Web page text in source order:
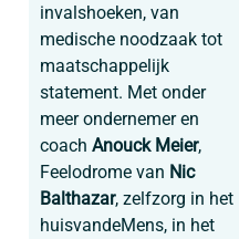
invalshoeken, van
medische noodzaak tot
maatschappelijk
statement. Met onder
meer ondernemer en
coach Anouck Meier,
Feelodrome van Nic
Balthazar, zelfzorg in het
huisvandeMens, in het